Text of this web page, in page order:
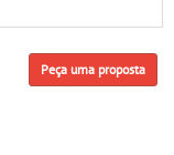
Peça uma proposta